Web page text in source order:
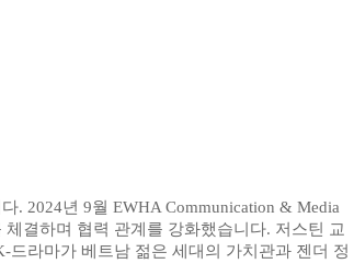
. 2024년 9월 EWHA Communication & Media
체결하며 협력 관계를 강화했습니다. 저스틴 교
드라마가 베트남 젊은 세대의 가치관과 젠더 정